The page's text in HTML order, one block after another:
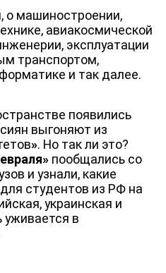
о машиностроении,
авиакосмической
эксплуатации
транспортом,
и так далее.
появились
выгоняют из
». Но так ли это?
пообщались со
и узнали, какие
студентов из РФ на
украинская и
уживается в